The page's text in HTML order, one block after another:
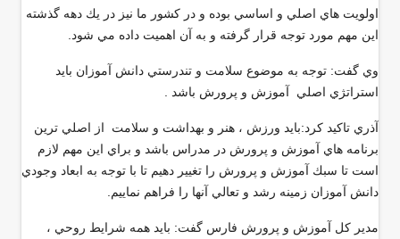
اولويت هاي اصلي و اساسي بوده و در كشور ما نيز در يك دهه گذشته
اين مهم مورد توجه قرار گرفته و به آن اهميت داده مي شود.
وي گفت: توجه به موضوع سلامت و تندرستي دانش آموزان بايد
استراتژي اصلي آموزش و پرورش باشد .
آذري تاكيد كرد:بايد ورزش ، هنر و بهداشت و سلامت از اصلي ترين
برنامه هاي آموزش و پرورش در مدراس باشد و براي اين مهم لازم
است تا سبك آموزش و پرورش را تغيير دهيم تا با توجه به ابعاد وجودي
دانش آموزان زمينه رشد و تعالي آنها را فراهم نماييم.
مدير كل آموزش و پرورش فارس گفت: بايد همه شرايط روحي ،